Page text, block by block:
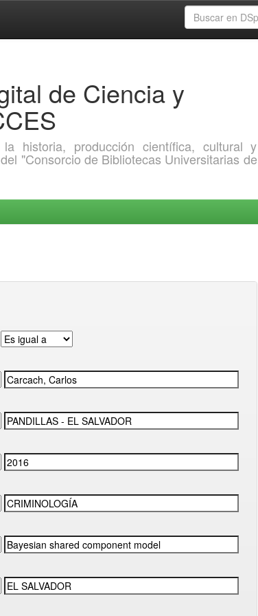
de Ciencia y
historia, producción científica, cultural y
"Consorcio de Bibliotecas Universitarias de